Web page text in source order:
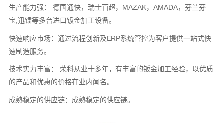
生产能力强： 德国通快，瑞士百超，MAZAK，AMADA，芬兰芬
宝,迅镭等多台进口钣金加工设备。
快速响应市场：通过流程创新及ERP系统管控为客户提供一站式快
速制造服务。
技术实力丰富： 荣科从业十多年，有丰富的钣金加工经验，以优质
的产品和优惠的价格在业内闻名。
成熟稳定的供应链：成熟稳定的供应链。